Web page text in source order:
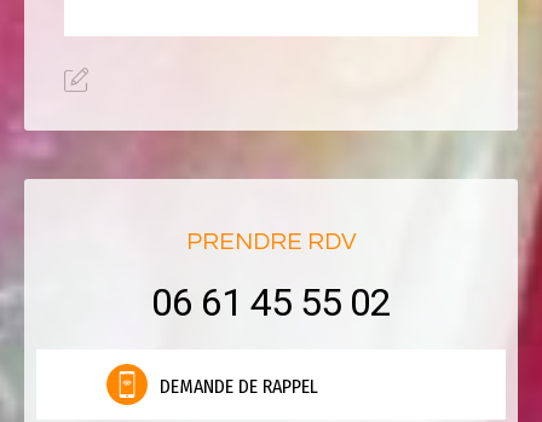
PRENDRE RDV
06 61 45 55 02
DEMANDE DE RAPPEL